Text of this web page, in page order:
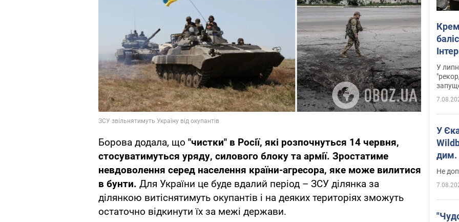
Борова додала, що "чистки" в Росії, які розпочнуться 14 червня,
стосуватимуться уряду, силового блоку та армії. Зростатиме
невдоволення серед населення країни-агресора, яке може вилитися
в бунти. Для України це буде вдалий період – ЗСУ ділянка за
ділянкою витіснятимуть окупантів і на деяких територіях зможуть
остаточно відкинути їх за межі держави.
У
У
дим.
Не